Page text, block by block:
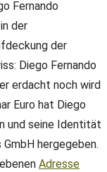
Fernando
der
der
Diego Fernando
erdacht noch wird
Euro hat Diego
und seine Identität
hergegeben.
Adresse